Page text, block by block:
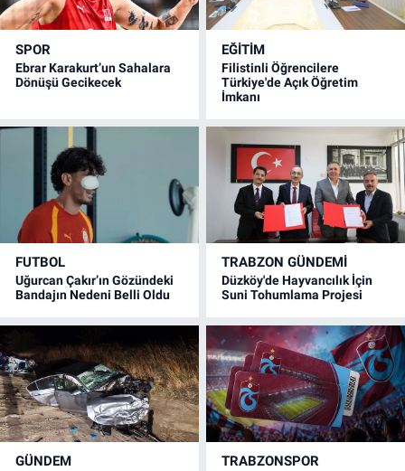
SPOR
Ebrar Karakurt’un Sahalara
Dönüşü Gecikecek
EĞİTİM
Filistinli Öğrencilere
Türkiye'de Açık Öğretim
İmkanı
FUTBOL
Uğurcan Çakır’ın Gözündeki
Bandajın Nedeni Belli Oldu
TRABZON GÜNDEMİ
Düzköy'de Hayvancılık İçin
Suni Tohumlama Projesi
GÜNDEM TRABZONSPOR